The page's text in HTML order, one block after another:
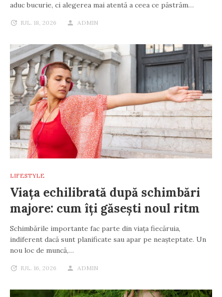
aduc bucurie, ci alegerea mai atentă a ceea ce păstrăm…
IUL. 18, 2026 ADMIN
LIFESTYLE
Viața echilibrată după schimbări
majore: cum îți găsești noul ritm
Schimbările importante fac parte din viața fiecăruia,
indiferent dacă sunt planificate sau apar pe neașteptate. Un
nou loc de muncă,…
IUL. 16, 2026 ADMIN